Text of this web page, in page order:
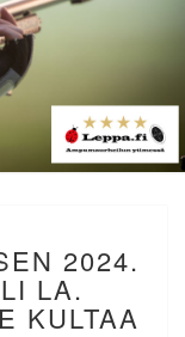
2024.
LA.
KULTAA